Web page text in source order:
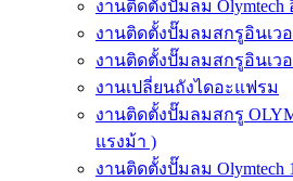
งานตืดตั้งปั๊มลม Olymtech
งานติดตั้งปั๊มลมสกรูอินเวอ
งานติดตั้งปั๊มลมสกรูอินเวอ
งานเปลี่ยนถังไดอะแฟรม
งานติดตั้งปั๊มลมสกรู
แรงม้า )
งานติดตั้งปั๊มลม Olymtech